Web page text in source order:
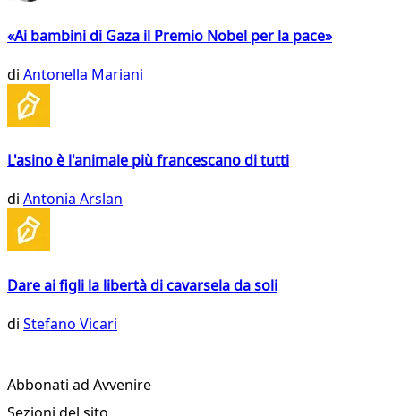
«Ai bambini di Gaza il Premio Nobel per la pace»
di Antonella Mariani
L'asino è l'animale più francescano di tutti
di Antonia Arslan
Dare ai figli la libertà di cavarsela da soli
di Stefano Vicari
Abbonati ad Avvenire